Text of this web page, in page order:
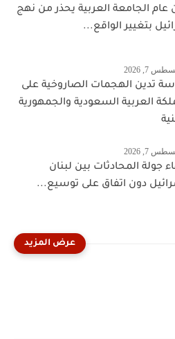
عام الجامعة العربية يحذر من نهج
بتغيير الواقع...
7, 2026
تدين الهجمات الصاروخية على
العربية السعودية والجمهورية
7, 2026
جولة المحادثات بين لبنان
دون اتفاق على توسيع...